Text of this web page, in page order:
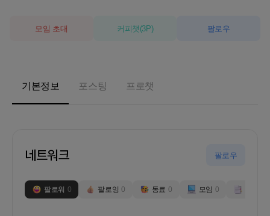
모임 초대 커피챗 (3P) 팔로우
기본정보 포스팅 프로챗
네트워크 팔로우
팔로워 0 팔로잉 0 동료 0 모임 0